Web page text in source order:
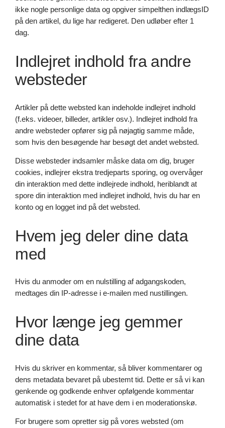
ikke nogle personlige data og opgiver simpelthen indlægsID
på den artikel, du lige har redigeret. Den udløber efter 1
dag.
Indlejret indhold fra andre
websteder
Artikler på dette websted kan indeholde indlejret indhold
(f.eks. videoer, billeder, artikler osv.). Indlejret indhold fra
andre websteder opfører sig på nøjagtig samme måde,
som hvis den besøgende har besøgt det andet websted.
Disse websteder indsamler måske data om dig, bruger
cookies, indlejrer ekstra tredjeparts sporing, og overvåger
din interaktion med dette indlejrede indhold, heriblandt at
spore din interaktion med indlejret indhold, hvis du har en
konto og en logget ind på det websted.
Hvem jeg deler dine data
med
Hvis du anmoder om en nulstilling af adgangskoden,
medtages din IP-adresse i e-mailen med nustillingen.
Hvor længe jeg gemmer
dine data
Hvis du skriver en kommentar, så bliver kommentarer og
dens metadata bevaret på ubestemt tid. Dette er så vi kan
genkende og godkende enhver opfølgende kommentar
automatisk i stedet for at have dem i en moderationskø.
For brugere som opretter sig på vores websted (om